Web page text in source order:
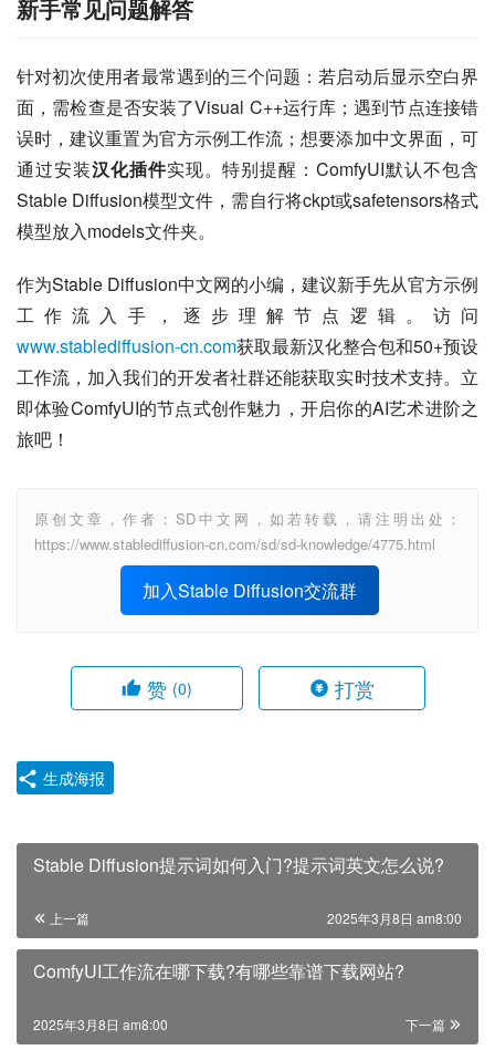
新手常见问题解答
针对初次使用者最常遇到的三个问题：若启动后显示空白界
面，需检查是否安装了Visual C++运行库；遇到节点连接错
误时，建议重置为官方示例工作流；想要添加中文界面，可
通过安装汉化插件实现。特别提醒：ComfyUI默认不包含
Stable Diffusion模型文件，需自行将ckpt或safetensors格式
模型放入models文件夹。
作为Stable Diffusion中文网的小编，建议新手先从官方示例
工作流入手，逐步理解节点逻辑。访问
www.stablediffusion-cn.com获取最新汉化整合包和50+预设
工作流，加入我们的开发者社群还能获取实时技术支持。立
即体验ComfyUI的节点式创作魅力，开启你的AI艺术进阶之
旅吧！
原创文章，作者：SD中文网，如若转载，请注明出处：
https://www.stablediffusion-cn.com/sd/sd-knowledge/4775.html
加入Stable Diffusion交流群
赞 (0) 打赏
生成海报
Stable Diffusion提示词如何入门?提示词英文怎么说?
上一篇 2025年3月8日 am8:00
ComfyUI工作流在哪下载?有哪些靠谱下载网站?
下一篇
2025年3月8日 am8:00